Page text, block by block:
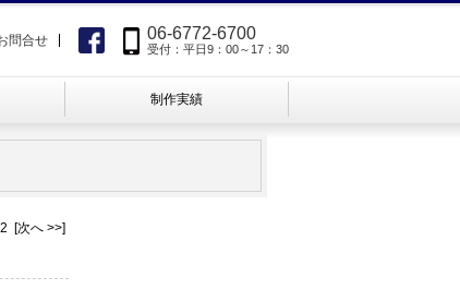
問合せ 06-6772-6700
受付：平日9：00～17：30
制作実績
2 [次へ >>]